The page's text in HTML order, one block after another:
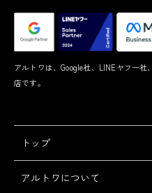
アルトワは、Google社、LINEヤフー
店です。
トップ
アルトワについて